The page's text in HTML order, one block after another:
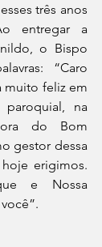
três anos
entregar a
o Bispo
“Caro
muito feliz em
na
do Bom
gestor dessa
erigimos.
e Nossa